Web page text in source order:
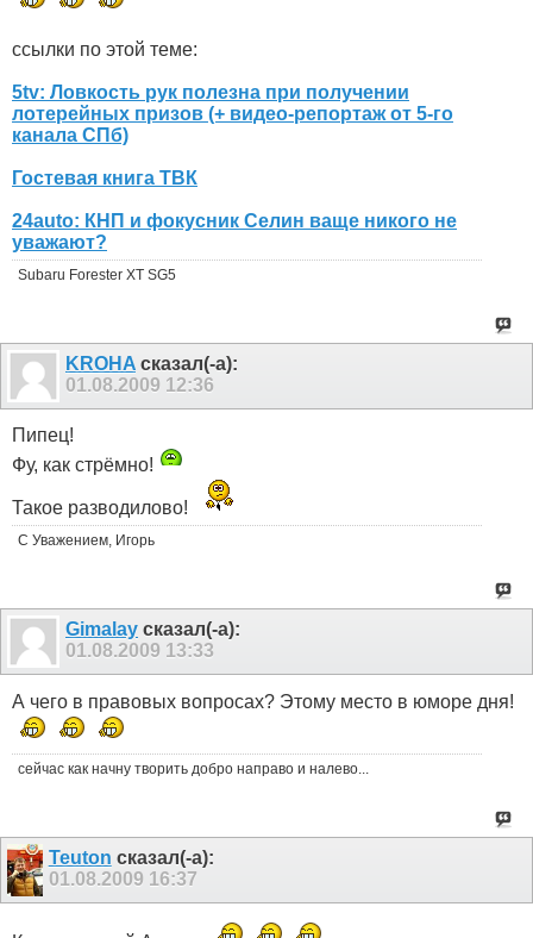
ссылки по этой теме:
5tv: Ловкость рук полезна при получении
лотерейных призов (+ видео-репортаж от 5-го
канала СПб)
Гостевая книга ТВК
24auto: КНП и фокусник Селин ваще никого не
уважают?
Subaru Forester XT SG5
KROHA сказал(-а):
01.08.2009 12:36
Пипец!
Фу, как стрёмно!
Такое разводилово!
С Уважением, Игорь
Gimalay сказал(-а):
01.08.2009 13:33
А чего в правовых вопросах? Этому место в юморе дня!
сейчас как начну творить добро направо и налево...
Teuton сказал(-а):
01.08.2009 16:37